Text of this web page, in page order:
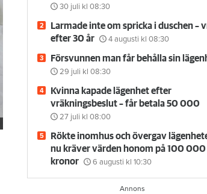
30 juli kl 08:30
Larmade inte om spricka i duschen –
efter 30 år
4 augusti kl 08:30
Försvunnen man får behålla sin
29 juli kl 08:30
Kvinna kapade lägenhet efter
vräkningsbeslut – får betala 50 000
27 juli kl 08:00
Rökte inomhus och övergav
nu kräver värden honom på 100 000
kronor
6 augusti kl 10:30